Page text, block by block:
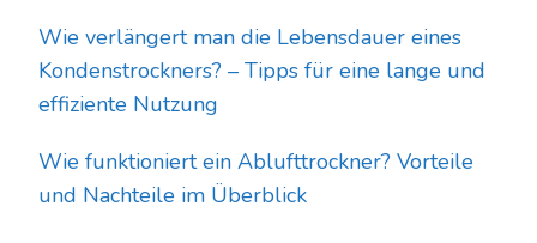
Wie verlängert man die Lebensdauer eines
Kondenstrockners? – Tipps für eine lange und
effiziente Nutzung
Wie funktioniert ein Ablufttrockner? Vorteile
und Nachteile im Überblick